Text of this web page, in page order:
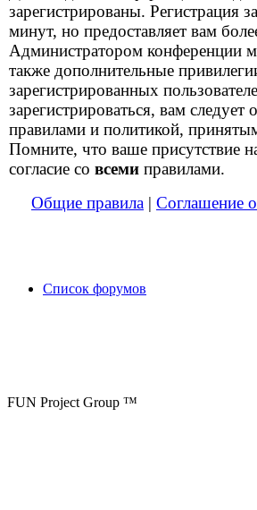
зарегистрированы. Регистрация
минут, но предоставляет вам
Администратором конференции
также дополнительные
зарегистрированных
зарегистрироваться, вам следует
правилами и политикой,
Помните, что ваше присутствие
согласие со всеми правилами.
Общие правила | Соглашение
Список форумов
FUN Project Group ™